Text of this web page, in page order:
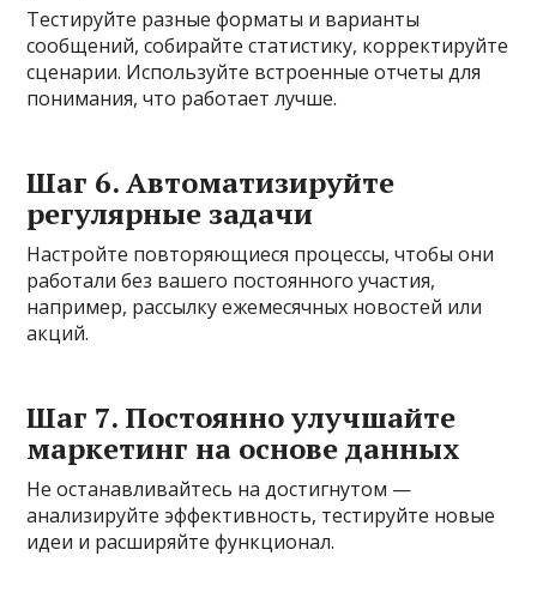
Тестируйте разные форматы и варианты
сообщений, собирайте статистику, корректируйте
сценарии. Используйте встроенные отчеты для
понимания, что работает лучше.
Шаг 6. Автоматизируйте
регулярные задачи
Настройте повторяющиеся процессы, чтобы они
работали без вашего постоянного участия,
например, рассылку ежемесячных новостей или
акций.
Шаг 7. Постоянно улучшайте
маркетинг на основе данных
Не останавливайтесь на достигнутом —
анализируйте эффективность, тестируйте новые
идеи и расширяйте функционал.